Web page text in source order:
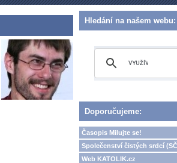
Hledání na našem webu:
Doporučujeme:
Časopis Milujte se!
Společenství čistých srdcí
Web KATOLIK.cz